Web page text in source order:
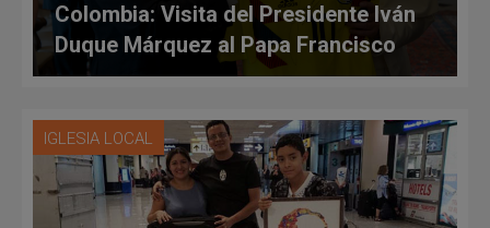
Colombia: Visita del Presidente Iván
Duque Márquez al Papa Francisco
IGLESIA LOCAL